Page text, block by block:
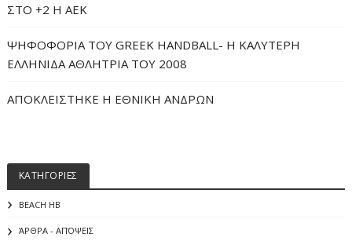
ΣΤΟ +2 Η ΑΕΚ
ΨΗΦΟΦΟΡΙΑ ΤΟΥ GREEK HANDBALL- H ΚΑΛΥΤΕΡΗ
ΕΛΛΗΝΙΔΑ ΑΘΛΗΤΡΙΑ ΤΟΥ 2008
ΑΠΟΚΛΕΙΣΤΗΚΕ Η ΕΘΝΙΚΗ ΑΝΔΡΩΝ
ΚΑΤΗΓΟΡΙΕΣ
BEACH HB
ΆΡΘΡΑ - ΑΠΌΨΕΙΣ